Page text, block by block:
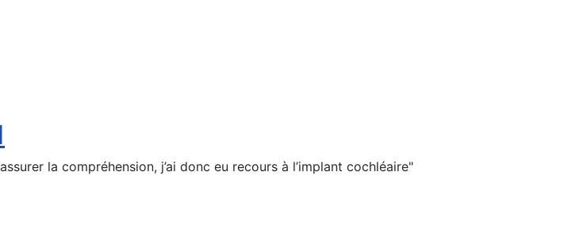
la compréhension, j’ai donc eu recours à l’implant cochléaire"